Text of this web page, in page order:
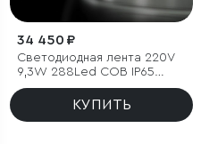
34 450 ₽
Светодиодная лента 220V
9,3W 288Led COB IP65
6500 холодный белый, 50 м
КУПИТЬ